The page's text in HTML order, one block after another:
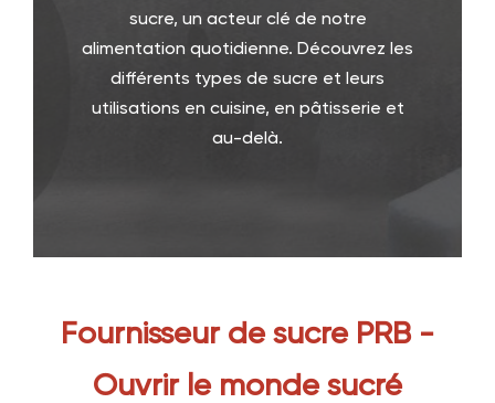
sucre, un acteur clé de notre
alimentation quotidienne. Découvrez les
différents types de sucre et leurs
utilisations en cuisine, en pâtisserie et
au-delà.
Fournisseur de sucre PRB -
Ouvrir le monde sucré